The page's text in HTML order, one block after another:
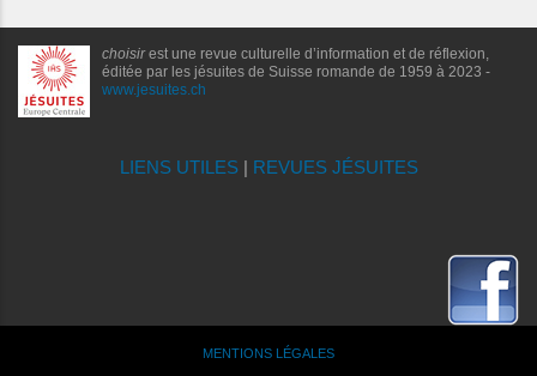
choisirest une revue culturelle d’information et de réflexion,
éditée par les jésuites de Suisse romande de 1959 à 2023 -
www.jesuites.ch
LIENS UTILES| REVUES JÉSUITES
MENTIONS LÉGALES